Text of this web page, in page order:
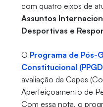
com quatro eixos de
Assuntos
Desportivas e
O Programa de Pós-
Constitucional
avaliação da Capes
Aperfeiçoamento de
Com essa nota, o